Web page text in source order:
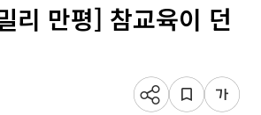
리 만평] 참교육이 던